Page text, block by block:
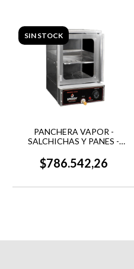
SIN STOCK
PANCHERA VAPOR -
SALCHICHAS Y PANES -
$786.542,26